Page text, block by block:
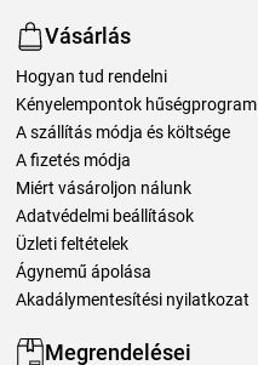
Vásárlás
Hogyan tud rendelni
Kényelempontok hűségprogram
A szállítás módja és költsége
A fizetés módja
Miért vásároljon nálunk
Adatvédelmi beállítások
Üzleti feltételek
Ágynemű ápolása
Akadálymentesítési nyilatkozat
Megrendelései